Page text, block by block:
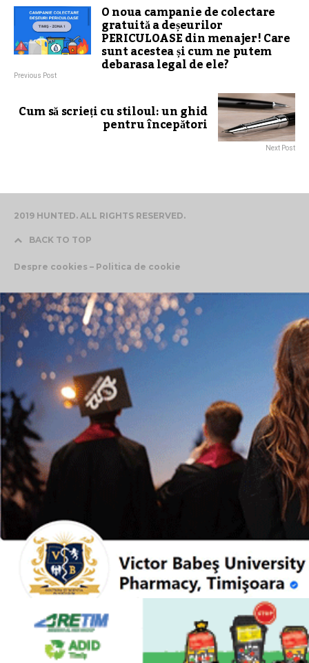
O noua campanie de colectare
gratuită a deșeurilor
PERICULOASE din menajer! Care
sunt acestea și cum ne putem
debarasa legal de ele?
Previous Post
Cum să scrieți cu stiloul: un ghid
pentru începători
Next Post
2019 HUNTED. ALL RIGHTS RESERVED.
BACK TO TOP
Despre cookies – Politica de cookie